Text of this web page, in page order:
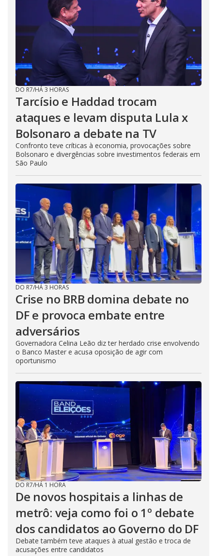
DO R7/HÁ 3 HORAS
Tarcísio e Haddad trocam
ataques e levam disputa Lula x
Bolsonaro a debate na TV
Confronto teve críticas à economia, provocações sobre
Bolsonaro e divergências sobre investimentos federais em
São Paulo
DO R7/HÁ 3 HORAS
Crise no BRB domina debate no
DF e provoca embate entre
adversários
Governadora Celina Leão diz ter herdado crise envolvendo
o Banco Master e acusa oposição de agir com
oportunismo
DO R7/HÁ 1 HORA
De novos hospitais a linhas de
metrô: veja como foi o 1º debate
dos candidatos ao Governo do DF
Debate também teve ataques à atual gestão e troca de
acusações entre candidatos